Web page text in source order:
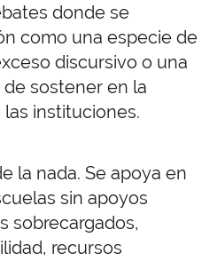
donde se
como una especie de
discursivo o una
sostener en la
instituciones.
la nada. Se apoya en
sin apoyos
sobrecargados,
recursos